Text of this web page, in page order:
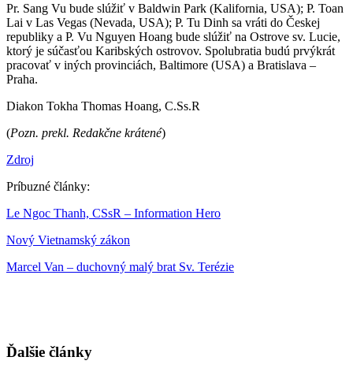
Pr. Sang Vu bude slúžiť v Baldwin Park (Kalifornia, USA); P. Toan
Lai v Las Vegas (Nevada, USA); P. Tu Dinh sa vráti do Českej
republiky a P. Vu Nguyen Hoang bude slúžiť na Ostrove sv. Lucie,
ktorý je súčasťou Karibských ostrovov. Spolubratia budú prvýkrát
pracovať v iných provinciách, Baltimore (USA) a Bratislava –
Praha.
Diakon Tokha Thomas Hoang, C.Ss.R
(Pozn. prekl. Redakčne krátené)
Zdroj
Príbuzné články:
Le Ngoc Thanh, CSsR – Information Hero
Nový Vietnamský zákon
Marcel Van – duchovný malý brat Sv. Terézie
Ďalšie články